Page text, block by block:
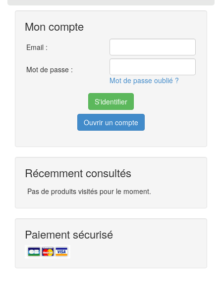
Mon compte
Email :
Mot de passe :
Mot de passe oublié ?
Ouvrir un compte
Récemment consultés
Pas de produits visités pour le moment.
Paiement sécurisé